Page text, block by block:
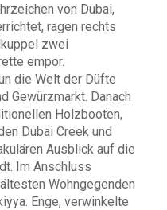
von Dubai,
ragen rechts
zwei
empor.
die Welt der Düfte
Gewürzmarkt. Danach
Holzbooten,
Dubai Creek und
Ausblick auf die
Im Anschluss
Wohngegenden
Enge, verwinkelte